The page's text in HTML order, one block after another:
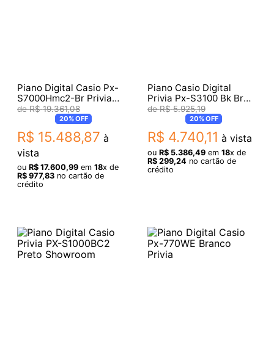
Piano Digital Casio Px-
S7000Hmc2-Br Privia
Ama
R$ 19.361,08
20%OFF
R$ 15.488,87 à
vista
ou R$ 17.600,99em 18x de
R$ 977,83no cartão de
crédito
Piano Casio Digital
Privia Px-S3100 Bk Br
Preto 88 Teclas
R$ 5.925,19
20%OFF
R$ 4.740,11 à vista
ou R$ 5.386,49em 18x de
R$ 299,24no cartão de
crédito